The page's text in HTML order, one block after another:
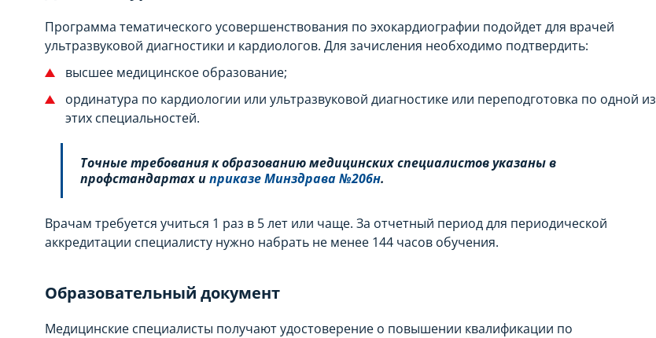
Программа тематического усовершенствования по эхокардиографии подойдет для врачей
ультразвуковой диагностики и кардиологов. Для зачисления необходимо подтвердить:
высшее медицинское образование;
ординатура по кардиологии или ультразвуковой диагностике или переподготовка по одной из
этих специальностей.
Точные требования к образованию медицинских специалистов указаны в
профстандартах иприказе Минздрава №206н.
Врачам требуется учиться 1 раз в 5 лет или чаще. За отчетный период для периодической
аккредитации специалисту нужно набрать не менее 144 часов обучения.
Образовательный документ
Медицинские специалисты получают удостоверение о повышении квалификации по